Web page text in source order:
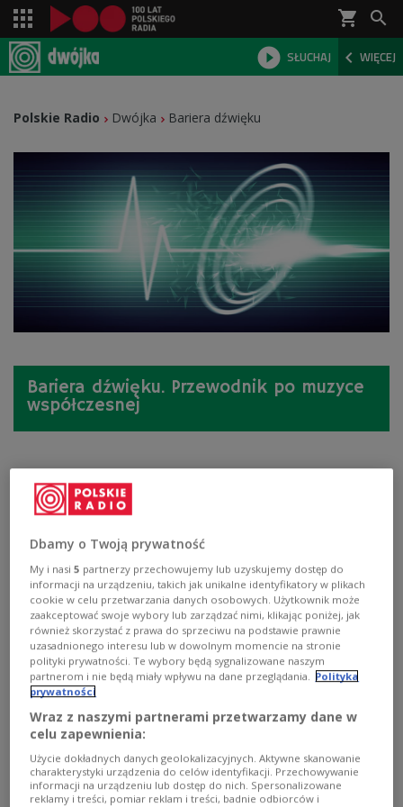
shopping_cart 
 SŁUCHAJ  WIĘCEJ

Polskie Radio Dwójka Bariera dźwięku
Bariera dźwięku. Przewodnik po muzyce
współczesnej
Fluxus. Pół wieku kontrowersji
György Ligeti - twórca osobny
Dbamy o Twoją prywatność
My i nasi5 partnerzy przechowujemy lub uzyskujemy dostęp do
informacji na urządzeniu, takich jak unikalne identyfikatory w plikach
cookie w celu przetwarzania danych osobowych. Użytkownik może
zaakceptować swoje wybory lub zarządzać nimi, klikając poniżej, jak
również skorzystać z prawa do sprzeciwu na podstawie prawnie
uzasadnionego interesu lub w dowolnym momencie na stronie
polityki prywatności. Te wybory będą sygnalizowane naszym
partnerom i nie będą miały wpływu na dane przeglądania. Polityka
prywatności
Wraz z naszymi partnerami przetwarzamy dane w
celu zapewnienia:
Użycie dokładnych danych geolokalizacyjnych. Aktywne skanowanie
charakterystyki urządzenia do celów identyfikacji. Przechowywanie
informacji na urządzeniu lub dostęp do nich. Spersonalizowane
reklamy i treści, pomiar reklam i treści, badnie odbiorców i